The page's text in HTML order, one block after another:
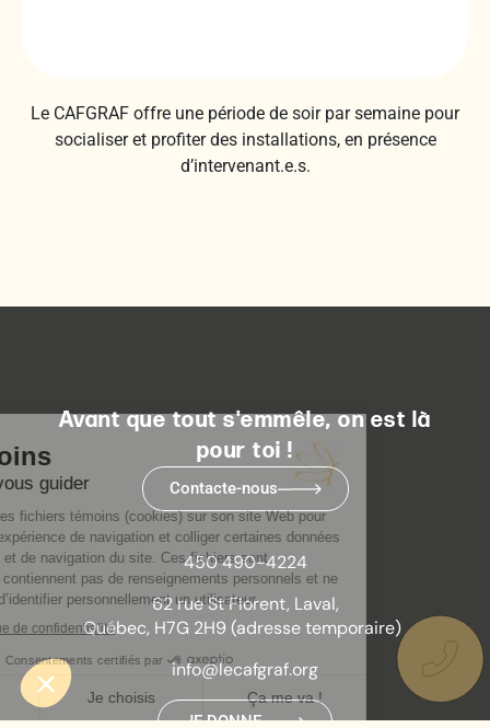
Le CAFGRAF offre une période de soir par semaine pour
socialiser et profiter des installations, en présence
d’intervenant.e.s.
Avant que tout s'emmêle, on est là
pour toi !
Contacte-nous
450 490-4224
62 rue St Florent, Laval,
Québec, H7G 2H9 (adresse temporaire)
info@lecafgraf.org
JE DONNE